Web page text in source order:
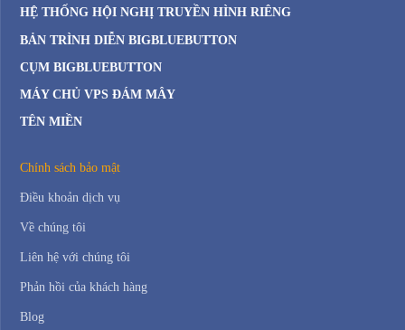
HỆ THỐNG HỘI NGHỊ TRUYỀN HÌNH RIÊNG
BẢN TRÌNH DIỄN BIGBLUEBUTTON
CỤM BIGBLUEBUTTON
MÁY CHỦ VPS ĐÁM MÂY
TÊN MIỀN
Chính sách bảo mật
Điều khoản dịch vụ
Về chúng tôi
Liên hệ với chúng tôi
Phản hồi của khách hàng
Blog